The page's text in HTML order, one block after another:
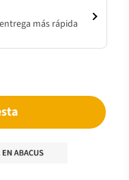
más rápida